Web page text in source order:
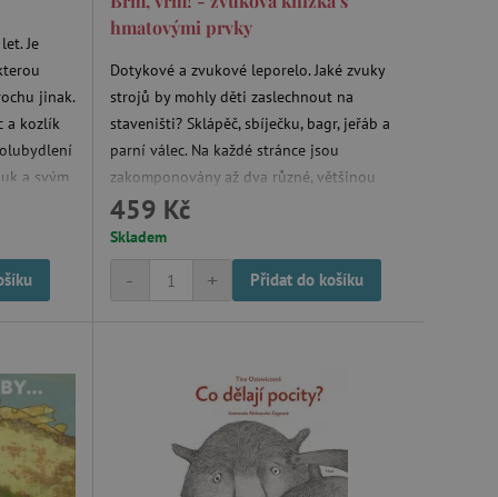
Je
jinak.
a kozlík
a svým
dobře,
do
hmatovými prvky
Dotykové a zvukové leporelo. Jaké zvuky
strojů by mohly děti zaslechnout na
staveništi? Sklápěč, sbíječku, bagr, jeřáb a
parní válec. Na každé stránce jsou
zakomponovány až dva různé, většinou
textilní materiály, které jsou příjemné na
dotek a na každé stránce je také nezbytné
zvukové dotykové tlačítko.
459 Kč
Skladem
+
- Přidat do košíku
stránek.
souhlasu
na webových
požadavky na
cookies.
souhlasu
Script.com k
soubory cookie
Cookie-Script.com
udržování proměnných
mezi lidmi a
mezi lidmi a
bylo možné podávat
stránek.